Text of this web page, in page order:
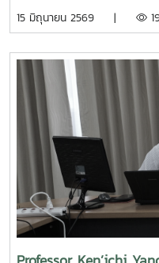
ไปคณะวิศวกรรมและอุตสาห
นักศึกษา ที่สามารถต่อยอด
การเป็นผู้ประกอบการแห่ง
วิทยาศาสตร์เทคโนโลยีเกษ
Park
(MAP)https://
ดร.พิไลวรรณ พรประสิทธ์ ผู้
หลักสูตรวิศวกรรมศาสตรบั
การอบรมเชิงปฏิบัติการ
การดำเนินการตามเกณฑ์
2569 ที่โรงแรมยูนิมมาน โ
ศาสตราจารย์ ดร.สุภัทร
มหาวิทยาลัยเกษตรศาสต
เสริมให้บุคลากรนำความรู้ที่ไ
เชื่อมโยงกระบวนการ เพื่อ
15 มิถุนายน 2569 |